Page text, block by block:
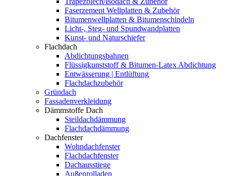
Faserzement Wellplatten & Zubehör
Bitumenwellplatten & Bitumenschindeln
Licht-, Steg- und Spundwandplatten
Kunst- und Naturschiefer
Flachdach
Abdichtungsbahnen
Flüssigkunststoff & Bitumen-Latex Abdichtung
Entwässerung | Entlüftung
Flachdachzubehör
Gründach
Fassadenverkleidung
Dämmstoffe Dach
Steildachdämmung
Flachdachdämmung
Dachfenster
Wohndachfenster
Flachdachfenster
Dachausstiege
Außenrolladen